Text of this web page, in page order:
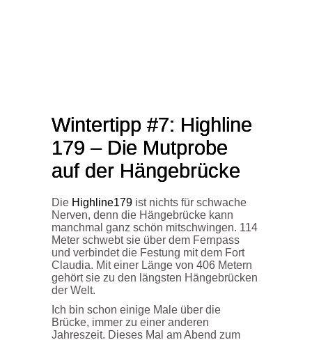
Wintertipp #7: Highline
179 – Die Mutprobe
auf der Hängebrücke
Die Highline179 ist nichts für schwache
Nerven, denn die Hängebrücke kann
manchmal ganz schön mitschwingen. 114
Meter schwebt sie über dem Fernpass
und verbindet die Festung mit dem Fort
Claudia. Mit einer Länge von 406 Metern
gehört sie zu den längsten Hängebrücken
der Welt.
Ich bin schon einige Male über die
Brücke, immer zu einer anderen
Jahreszeit. Dieses Mal am Abend zum